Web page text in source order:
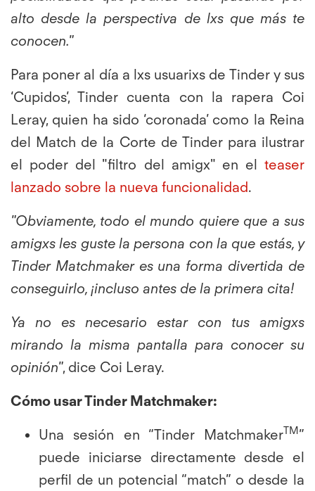
alto desde la perspectiva de lxs que más te
conocen."
Para poner al día a lxs usuarixs de Tinder y sus
‘Cupidos’, Tinder cuenta con la rapera Coi
Leray, quien ha sido ‘coronada’ como la Reina
del Match de la Corte de Tinder para ilustrar
el poder del "filtro del amigx" en el teaser
lanzado sobre la nueva funcionalidad.
"Obviamente, todo el mundo quiere que a sus
amigxs les guste la persona con la que estás, y
Tinder Matchmaker es una forma divertida de
conseguirlo, ¡incluso antes de la primera cita!
Ya no es necesario estar con tus amigxs
mirando la misma pantalla para conocer su
opinión", dice Coi Leray.
Cómo usar Tinder Matchmaker:
Una sesión en “Tinder MatchmakerTM”
puede iniciarse directamente desde el
perfil de un potencial “match” o desde la